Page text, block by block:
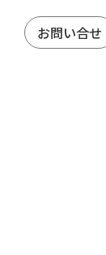
お問い合せ